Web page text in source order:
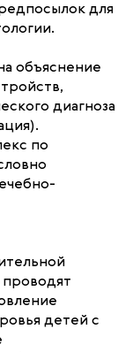
для
объяснение
диагноза
по
детей с